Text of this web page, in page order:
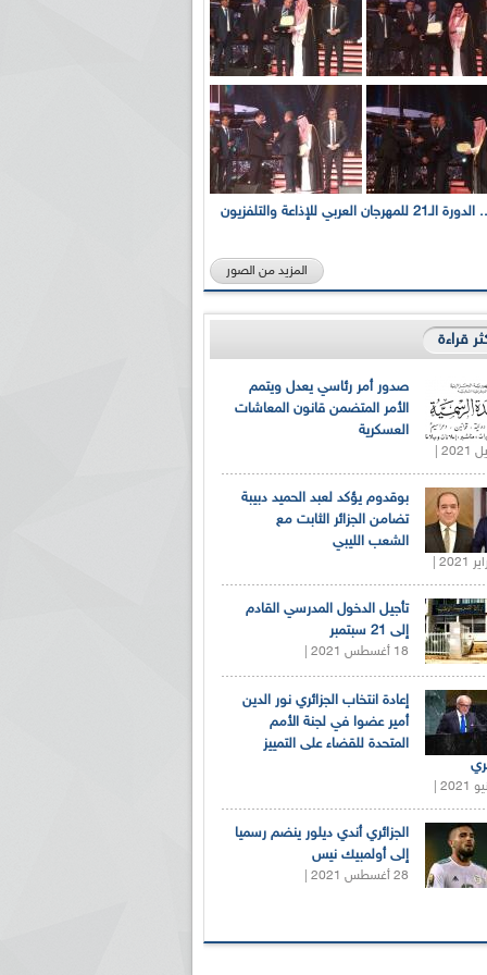
بالصور... الدورة الـ21 للمهرجان العربي للإذاعة والتلفزيون
المزيد من الصور
قراءة
صدور أمر رئاسي يعدل ويتمم
الأمر المتضمن قانون المعاشات
العسكرية
بوقدوم يؤكد لعبد الحميد دبيبة
تضامن الجزائر الثابت مع
الشعب الليبي
تأجيل الدخول المدرسي القادم
إلى 21 سبتمبر
18 أغسطس 2021 |
إعادة انتخاب الجزائري نور الدين
أمير عضوا في لجنة الأمم
المتحدة للقضاء على التمييز
الجزائري أندي ديلور ينضم رسميا
إلى أولمبيك نيس
28 أغسطس 2021 |